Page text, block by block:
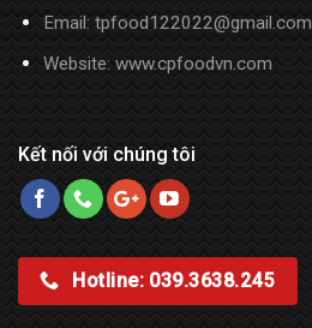
Email: tpfood122022@gmail.com
Website: www.cpfoodvn.com
Kết nối với chúng tôi
Hotline: 039.3638.245